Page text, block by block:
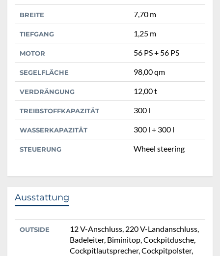
BREITE 7,70 m
TIEFGANG 1,25 m
MOTOR 56 PS + 56 PS
SEGELFLÄCHE 98,00 qm
VERDRÄNGUNG 12,00 t
TREIBSTOFFKAPAZITÄT 300 l
WASSERKAPAZITÄT 300 l + 300 l
STEUERUNG Wheel steering
Ausstattung
OUTSIDE
12 V-Anschluss, 220 V-Landanschluss,
Badeleiter, Biminitop, Cockpitdusche,
Cockpitlautsprecher, Cockpitpolster,